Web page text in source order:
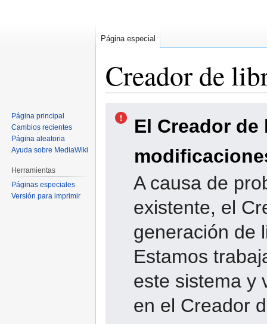
Creador de
El Creador
A causa de
existente, el
generación de
Estamos
este sistema y
en el Creador
Página especial
Página principal
Cambios recientes
Página aleatoria
Ayuda sobre MediaWiki
Herramientas
Páginas especiales
Versión para imprimir